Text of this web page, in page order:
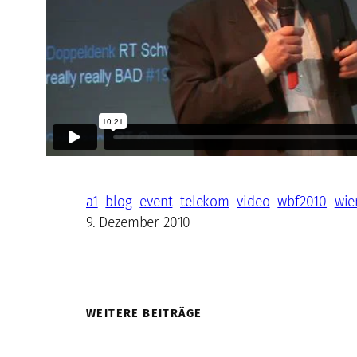
a1 blog event telekom video wbf2010
9. Dezember 2010
WEITERE BEITRÄGE